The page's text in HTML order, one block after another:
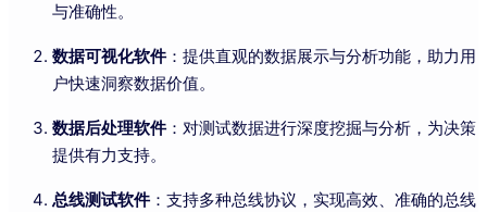
与准确性。
数据可视化软件：提供直观的数据展示与分析功能，助力用
户快速洞察数据价值。
数据后处理软件：对测试数据进行深度挖掘与分析，为决策
提供有力支持。
总线测试软件：支持多种总线协议，实现高效、准确的总线